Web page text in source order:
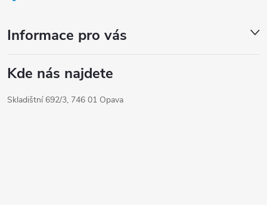
Informace pro vás
Kde nás najdete
Skladištní 692/3, 746 01 Opava